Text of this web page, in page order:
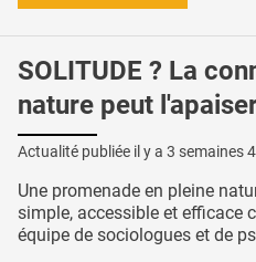
SOLITUDE ? La
nature peut
Actualité publiée il y a 3 semaines
Une promenade en pleine
simple, accessible et efficace
équipe de sociologues et de